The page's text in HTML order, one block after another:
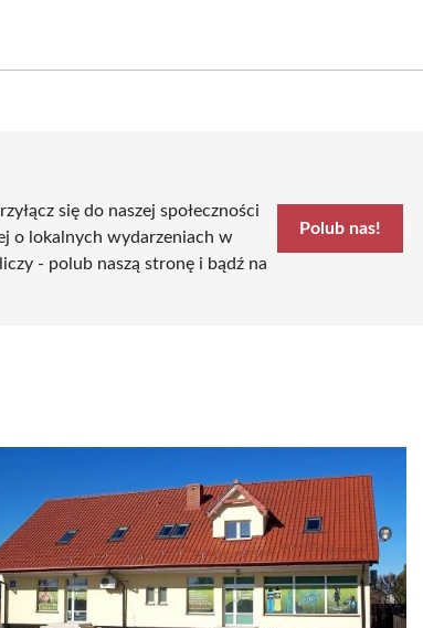
się do naszej społeczności
o lokalnych wydarzeniach w
- polub naszą stronę i bądź na
Polub nas!